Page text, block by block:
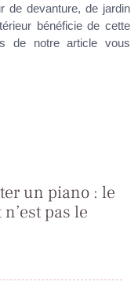
de devanture, de jardin
bénéficie de cette
de notre article vous
un piano : le
pas le